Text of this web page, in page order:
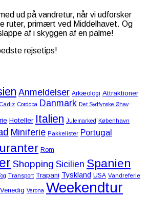
ud på vandretur, når vi udforsker
ruter, primært ved Middelhavet. Og
af i skyggen af en palme!
rejsetips!
Anmeldelser Arkæologi Attraktioner
Cadiz Cordoba Danmark Det Sydfynske Øhav
Hoteller Italien Julemarked København
Miniferie Pakkelister Portugal
Rom
Shopping Sicilien Spanien
Transport Trapani Tyskland USA Vandreferie
Venedig Verona Weekendtur